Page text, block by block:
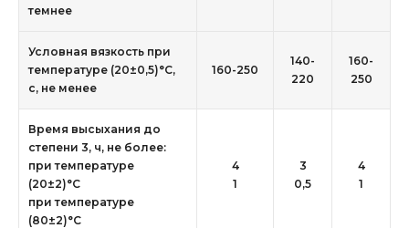
темнее
Условная вязкость при
температуре (20±0,5)°С,
с, не менее
160-250
140-
220
160-
250
Время высыхания до
степени 3, ч, не более:
при температуре
(20±2)°С
при температуре
(80±2)°С
4
1
3
0,5
4
1